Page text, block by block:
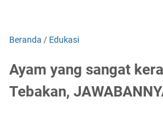
Beranda / Edukasi
Ayam yang sangat
Tebakan,